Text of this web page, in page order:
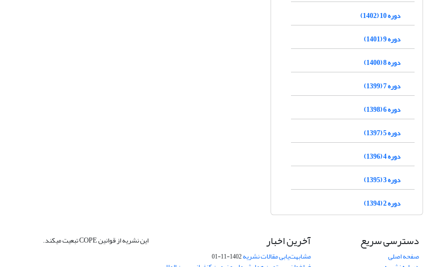
دوره 10 (1402)
دوره 9 (1401)
دوره 8 (1400)
دوره 7 (1399)
دوره 6 (1398)
دوره 5 (1397)
دوره 4 (1396)
دوره 3 (1395)
دوره 2 (1394)
دسترسی سریع
صفحه اصلی
آخرین اخبار
مشابهت‌یابی مقالات نشریه1402-11-01
این نشریه از قوانین COPE تبعیت میکند.